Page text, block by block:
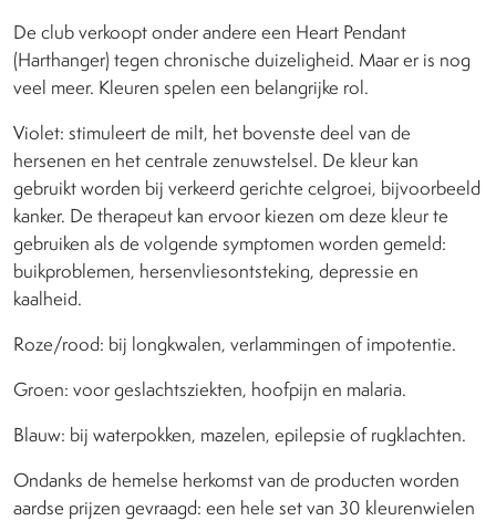
De club verkoopt onder andere een Heart Pendant
(Harthanger) tegen chronische duizeligheid. Maar er is nog
veel meer. Kleuren spelen een belangrijke rol.
Violet: stimuleert de milt, het bovenste deel van de
hersenen en het centrale zenuwstelsel. De kleur kan
gebruikt worden bij verkeerd gerichte celgroei, bijvoorbeeld
kanker. De therapeut kan ervoor kiezen om deze kleur te
gebruiken als de volgende symptomen worden gemeld:
buikproblemen, hersenvliesontsteking, depressie en
kaalheid.
Roze/rood: bij longkwalen, verlammingen of impotentie.
Groen: voor geslachtsziekten, hoofpijn en malaria.
Blauw: bij waterpokken, mazelen, epilepsie of rugklachten.
Ondanks de hemelse herkomst van de producten worden
aardse prijzen gevraagd: een hele set van 30 kleurenwielen